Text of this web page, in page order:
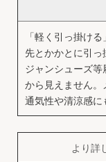
「軽く引っ掛け
先とかかとに引
ジャンシューズ
から見えません。
通気性や清涼感に
より詳